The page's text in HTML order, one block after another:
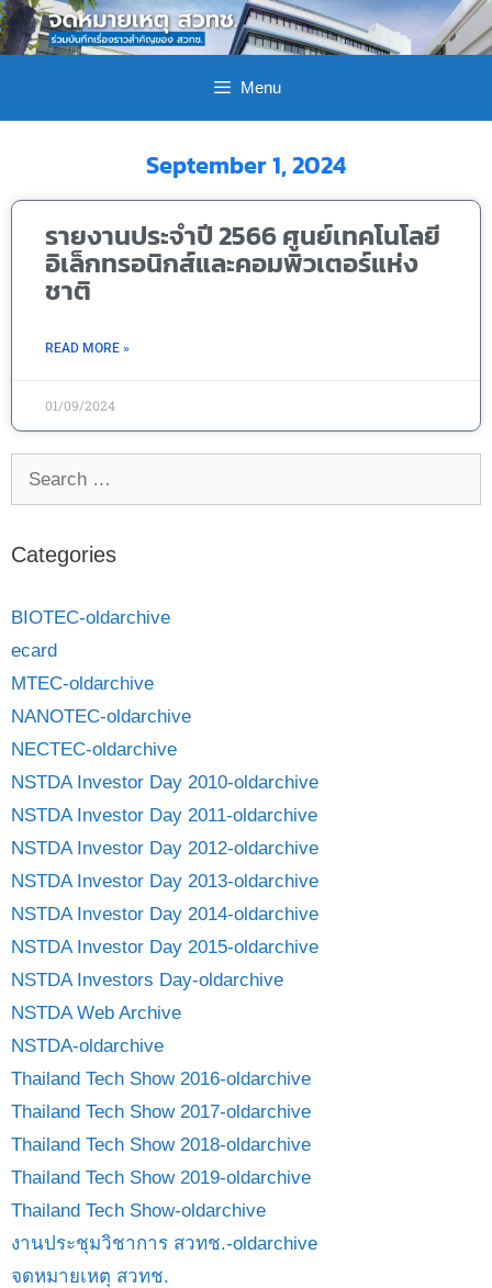
Menu
September 1, 2024
รายงานประจำปี 2566 ศูนย์เทคโนโลยี
อิเล็กทรอนิกส์และคอมพิวเตอร์แห่ง
ชาติ
READ MORE »
01/09/2024
Categories
BIOTEC-oldarchive
ecard
MTEC-oldarchive
NANOTEC-oldarchive
NECTEC-oldarchive
NSTDA Investor Day 2010-oldarchive
NSTDA Investor Day 2011-oldarchive
NSTDA Investor Day 2012-oldarchive
NSTDA Investor Day 2013-oldarchive
NSTDA Investor Day 2014-oldarchive
NSTDA Investor Day 2015-oldarchive
NSTDA Investors Day-oldarchive
NSTDA Web Archive
NSTDA-oldarchive
Thailand Tech Show 2016-oldarchive
Thailand Tech Show 2017-oldarchive
Thailand Tech Show 2018-oldarchive
Thailand Tech Show 2019-oldarchive
Thailand Tech Show-oldarchive
งานประชุมวิชาการ สวทช.-oldarchive
จดหมายเหตุ สวทช.